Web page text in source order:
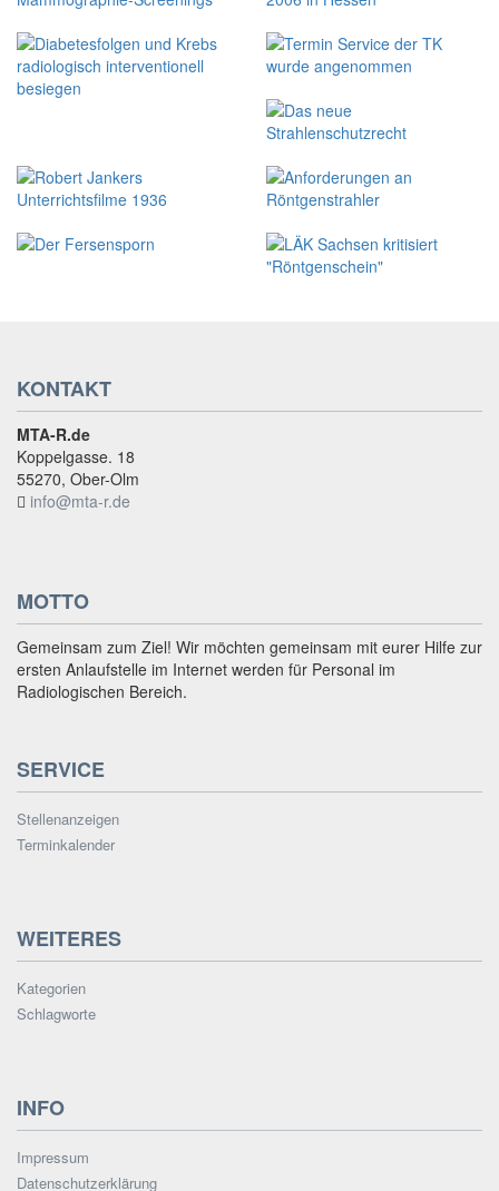
KONTAKT
MTA-R.de
Koppelgasse. 18
55270, Ober-Olm
info@mta-r.de
MOTTO
Gemeinsam zum Ziel! Wir möchten gemeinsam mit eurer Hilfe zur
ersten Anlaufstelle im Internet werden für Personal im
Radiologischen Bereich.
SERVICE
Stellenanzeigen
Terminkalender
WEITERES
Kategorien
Schlagworte
INFO
Impressum
Datenschutzerklärung